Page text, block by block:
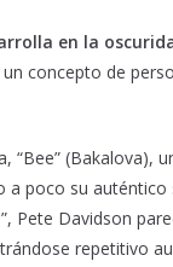
en la
concepto de
“Bee” (Bakalova),
poco su
Pete Davidson
repetitivo